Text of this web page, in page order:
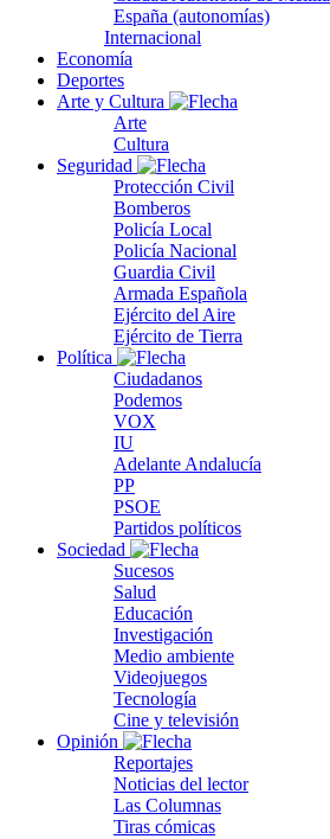
España (autonomías)
Internacional
Economía
Deportes
Arte y Cultura
Arte
Cultura
Seguridad
Protección Civil
Bomberos
Policía Local
Policía Nacional
Guardia Civil
Armada Española
Ejército del Aire
Ejército de Tierra
Política
Ciudadanos
Podemos
VOX
IU
Adelante Andalucía
PP
PSOE
Partidos políticos
Sociedad
Sucesos
Salud
Educación
Investigación
Medio ambiente
Videojuegos
Tecnología
Cine y televisión
Opinión
Reportajes
Noticias del lector
Las Columnas
Tiras cómicas